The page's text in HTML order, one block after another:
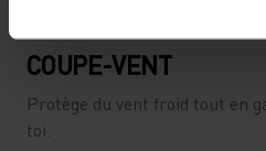
COUPE-VENT
Protège du vent froid tout en
toi.